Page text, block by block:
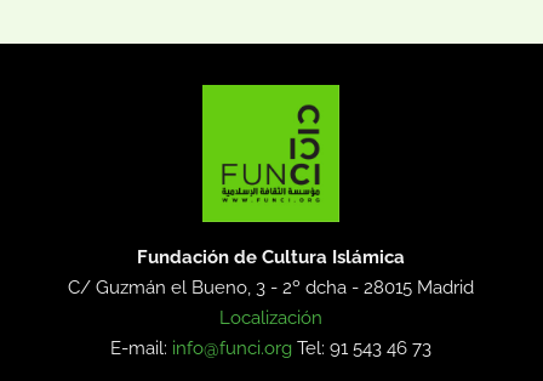
Fundación de Cultura Islámica
C/ Guzmán el Bueno, 3 - 2º dcha -28015 Madrid
Localización
E-mail: info@funci.org Tel: 91 543 46 73